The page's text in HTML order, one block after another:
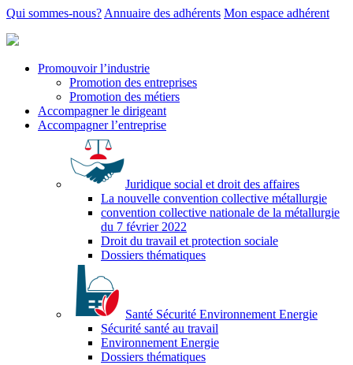
Qui sommes-nous? Annuaire des adhérents Mon espace adhérent
Promouvoir l’industrie
Promotion des entreprises
Promotion des métiers
Accompagner le dirigeant
Accompagner l’entreprise
Juridique social et droit des affaires
La nouvelle convention collective métallurgie
convention collective nationale de la métallurgie
du 7 février 2022
Droit du travail et protection sociale
Dossiers thématiques
Santé Sécurité Environnement Energie
Sécurité santé au travail
Environnement Energie
Dossiers thématiques